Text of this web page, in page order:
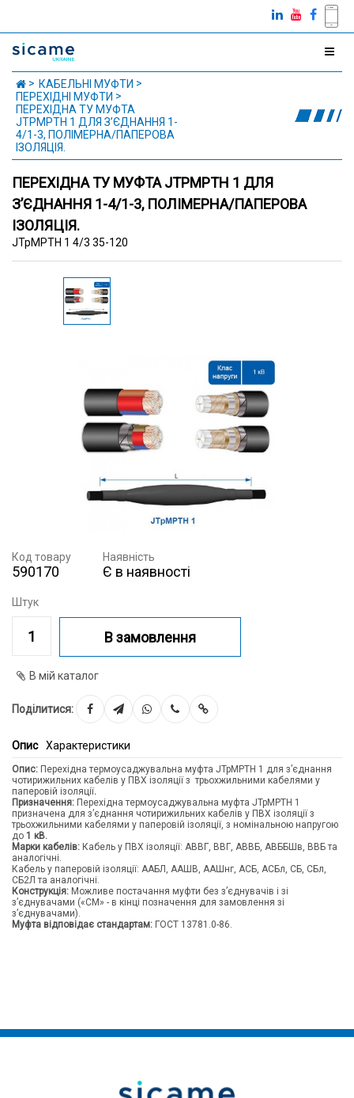
КАБЕЛЬНІ МУФТИ
ПЕРЕХІДНІ МУФТИ
ПЕРЕХІДНА ТУ МУФТА
JTPMPTH 1 ДЛЯ З’ЄДНАННЯ 1-
4/1-3, ПОЛІМЕРНА/ПАПЕРОВА
ІЗОЛЯЦІЯ.
ПЕРЕХІДНА ТУ МУФТА JTPMPTH 1 ДЛЯ
З’ЄДНАННЯ 1-4/1-3, ПОЛІМЕРНА/ПАПЕРОВА
ІЗОЛЯЦІЯ.
JTpMPTH 1 4/3 35-120
Код товару
590170
Наявність
Є в наявності
Штук
В замовлення
В мій каталог
Поділитися:
Опис Характеристики
Опис: Перехідна термоусаджувальна муфта JTpMPTH 1 для з’єднання
чотирижильних кабелів у ПВХ ізоляції з трьохжильними кабелями у
паперовій ізоляції.
Призначення: Перехідна термоусаджувальна муфта JTpMPTH 1
призначена для з’єднання чотирижильних кабелів у ПВХ ізоляції з
трьохжильними кабелями у паперовій ізоляції, з номінальною напругою
до 1 кВ.
Марки кабелів: Кабель у ПВХ ізоляції: АВВГ, ВВГ, АВВБ, АВББШв, ВВБ та
аналогічні.
Кабель у паперовій ізоляції: ААБЛ, ААШВ, ААШнг, АСБ, АСБл, СБ, СБл,
СБ2Л та аналогічні.
Конструкція: Можливе постачання муфти без з’єднувачів і зі
з’єднувачами («CM» - в кінці позначення для замовлення зі
з’єднувачами).
Муфта відповідає стандартам: ГОСТ 13781.0-86.